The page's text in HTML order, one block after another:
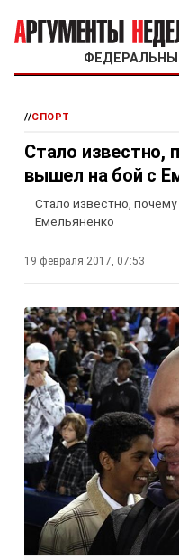
//СПОРТ
Стало известно,
вышел на бой с
Стало известно,
Емельяненко
19 февраля 2017, 07:53